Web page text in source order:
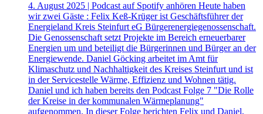
4. August 2025 | Podcast auf Spotify anhören Heute haben
wir zwei Gäste : Felix Keß-Krüger ist Geschäftsführer der
Energieland Kreis Steinfurt eG Bürgerenergiegenossenschaft.
Die Genossenschaft setzt Projekte im Bereich erneuerbarer
Energien um und beteiligt die Bürgerinnen und Bürger an der
Energiewende. Daniel Göcking arbeitet im Amt für
Klimaschutz und Nachhaltigkeit des Kreises Steinfurt und ist
in der Servicestelle Wärme, Effizienz und Wohnen tätig.
Daniel und ich haben bereits den Podcast Folge 7 "Die Rolle
der Kreise in der kommunalen Wärmeplanung"
aufgenommen. In dieser Folge berichten Felix und Daniel,